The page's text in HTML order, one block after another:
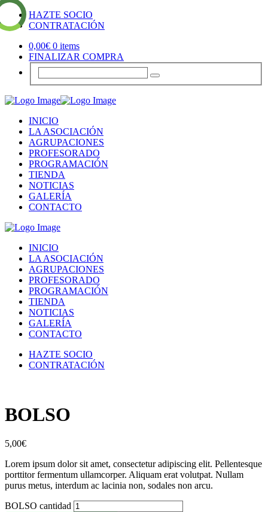
HAZTE SOCIO
CONTRATACIÓN
0,00€ 0 items
FINALIZAR COMPRA
INICIO
LA ASOCIACIÓN
AGRUPACIONES
PROFESORADO
PROGRAMACIÓN
TIENDA
NOTICIAS
GALERÍA
CONTACTO
INICIO
LA ASOCIACIÓN
AGRUPACIONES
PROFESORADO
PROGRAMACIÓN
TIENDA
NOTICIAS
GALERÍA
CONTACTO
HAZTE SOCIO
CONTRATACIÓN
BOLSO
5,00€
Lorem ipsum dolor sit amet, consectetur adipiscing elit. Pellentesque
porttitor fermentum ullamcorper. Aliquam erat volutpat. Nullam
purus metus, interdum ac lacinia non, sodales non arcu.
BOLSO cantidad